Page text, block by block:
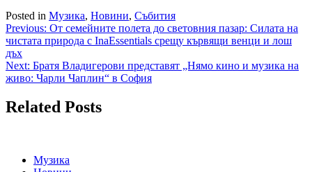
Posted in Музика, Новини, Събития
Навигация
Previous: От семейните полета до световния пазар: Силата на
чистата природа с InaEssentials срещу кървящи венци и лош
дъх
Next: Братя Владигерови представят „Нямо кино и музика на
живо: Чарли Чаплин“ в София
Related Posts
Музика